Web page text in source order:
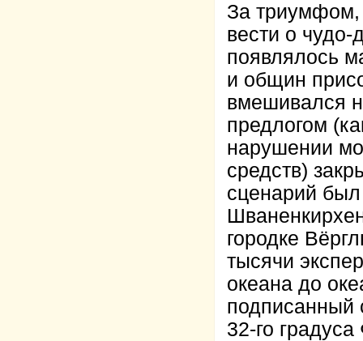
За триумфом,
вести о чудо-
появлялось
и общин
вмешивался
предлогом
нарушении
средств)
сценарий
городке
тысячи
океана до
подписанный
32-го